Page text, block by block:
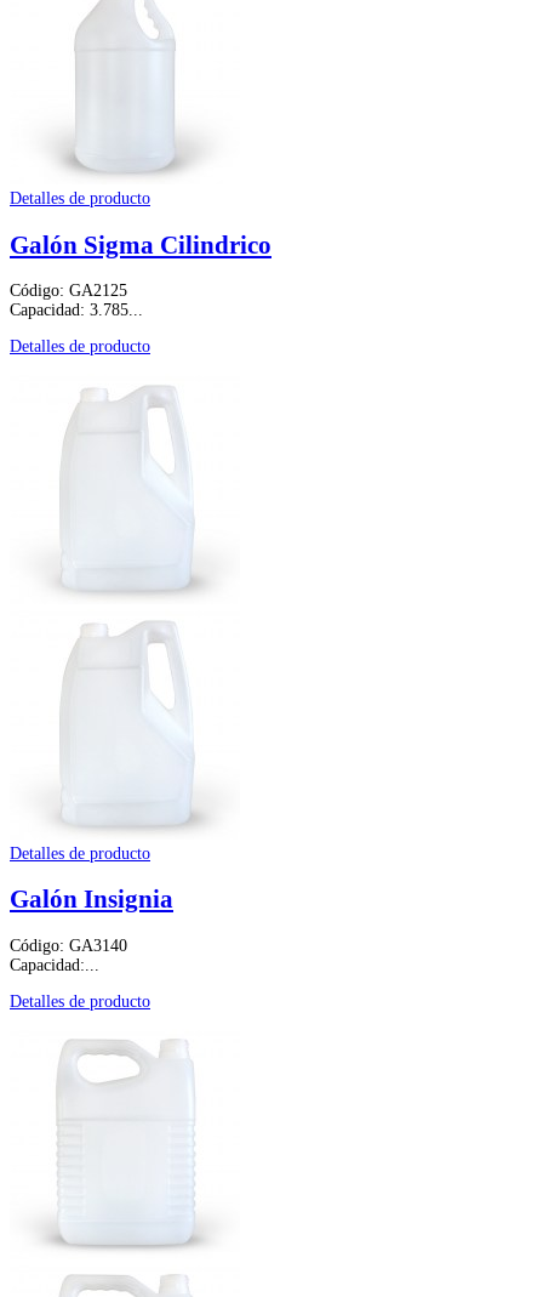
Detalles de producto
Galón Sigma Cilindrico
Código: GA2125
Capacidad: 3.785...
Detalles de producto
Detalles de producto
Galón Insignia
Código: GA3140
Capacidad:...
Detalles de producto